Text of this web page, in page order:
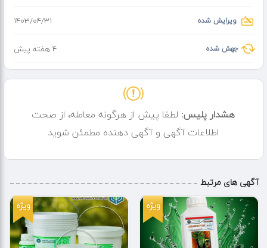
ویرایش شده ۱۴۰۳/۰۴/۳۱
جهش شده 4 هفته پیش
هشدار پلیس: لطفا پیش از هرگونه معامله، از صحت
اطلاعات آگهی و آگهی دهنده مطمئن شوید
آگهی های مرتبط
ویژه
ویژه